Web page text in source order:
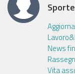
News
Vita